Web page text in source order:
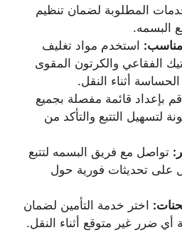
المطلوبة لضمان تنظيم
البسمه.
استخدم مواد تغليف
الفقاعي والكرتون المقوى
أثناء النقل.
قم بإعداد قائمة مفصلة بجميع
لتسهيل التتبع والتأكد من
تواصل مع فريق البسمه لتتبع
على تحديثات فورية حول
اختر خدمة التأمين لضمان
ضرر غير متوقع أثناء النقل.